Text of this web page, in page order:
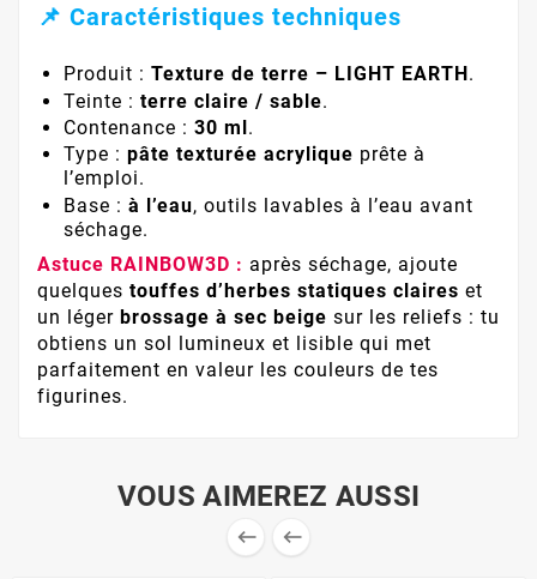
📌 Caractéristiques techniques
Produit : Texture de terre – LIGHT EARTH.
Teinte : terre claire / sable.
Contenance : 30 ml.
Type : pâte texturée acrylique prête à
l’emploi.
Base : à l’eau, outils lavables à l’eau avant
séchage.
Astuce RAINBOW3D : après séchage, ajoute
quelques touffes d’herbes statiques claires et
un léger brossage à sec beige sur les reliefs : tu
obtiens un sol lumineux et lisible qui met
parfaitement en valeur les couleurs de tes
figurines.
VOUS AIMEREZ AUSSI
 